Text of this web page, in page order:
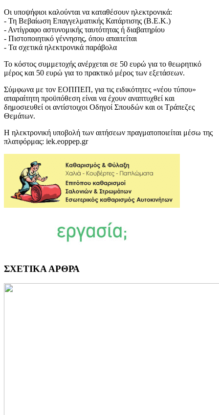
Οι υποψήφιοι καλούνται να καταθέσουν ηλεκτρονικά:
- Τη Βεβαίωση Επαγγελματικής Κατάρτισης (Β.Ε.Κ.)
- Αντίγραφο αστυνομικής ταυτότητας ή διαβατηρίου
- Πιστοποιητικό γέννησης, όπου απαιτείται
- Τα σχετικά ηλεκτρονικά παράβολα
Το κόστος συμμετοχής ανέρχεται σε 50 ευρώ για το θεωρητικό
μέρος και 50 ευρώ για το πρακτικό μέρος των εξετάσεων.
Σύμφωνα με τον ΕΟΠΠΕΠ, για τις ειδικότητες «νέου τύπου»
απαραίτητη προϋπόθεση είναι να έχουν αναπτυχθεί και
δημοσιευθεί οι αντίστοιχοι Οδηγοί Σπουδών και οι Τράπεζες
Θεμάτων.
Η ηλεκτρονική υποβολή των αιτήσεων πραγματοποιείται μέσω της
πλατφόρμας: iek.eoppep.gr
ΣΧΕΤΙΚΑ ΑΡΘΡΑ